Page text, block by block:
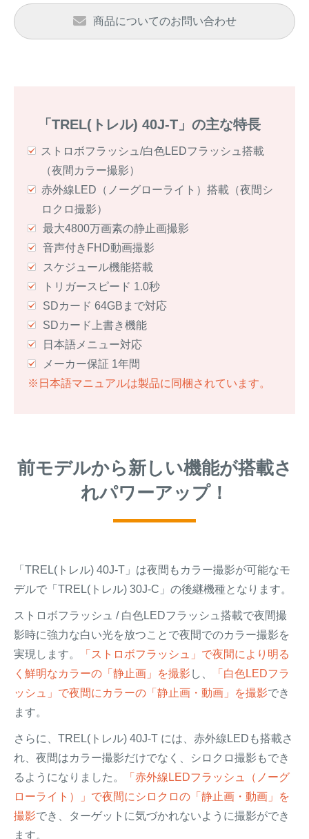
商品についてのお問い合わせ
「TREL(トレル) 40J-T」の主な特長
ストロボフラッシュ/白色LEDフラッシュ搭載
（夜間カラー撮影）
赤外線LED（ノーグローライト）搭載（夜間シ
ロクロ撮影）
最大4800万画素の静止画撮影
音声付きFHD動画撮影
スケジュール機能搭載
トリガースピード 1.0秒
SDカード 64GBまで対応
SDカード上書き機能
日本語メニュー対応
メーカー保証 1年間
※日本語マニュアルは製品に同梱されています。
前モデルから新しい機能が搭載さ
れパワーアップ！
「TREL(トレル) 40J-T」は夜間もカラー撮影が可能なモ
デルで「TREL(トレル) 30J-C」の後継機種となります。
ストロボフラッシュ / 白色LEDフラッシュ搭載で夜間撮
影時に強力な白い光を放つことで夜間でのカラー撮影を
実現します。
「ストロボフラッシュ」で夜間により明る
く鮮明なカラーの「静止画」を撮影 し、
「白色LEDフラ
ッシュ」で夜間にカラーの「静止画・動画」を撮影でき
ます。
さらに、TREL(トレル) 40J-T には、赤外線LEDも搭載さ
れ、夜間はカラー撮影だけでなく、シロクロ撮影もでき
るようになりました。
「赤外線LEDフラッシュ（ノーグ
ローライト）」で夜間にシロクロの「静止画・動画」を
撮影でき、ターゲットに気づかれないように撮影ができ
ます。